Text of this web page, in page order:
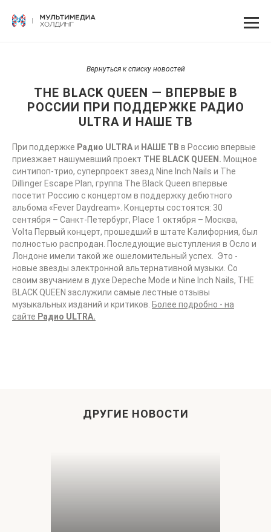
Вернуться к списку новостей
THE BLACK QUEEN — ВПЕРВЫЕ В
РОССИИ ПРИ ПОДДЕРЖКЕ РАДИО
ULTRA И НАШЕ ТВ
При поддержке Радио ULTRAи НАШЕ ТВ в Россию впервые
приезжает нашумевший проект THE BLACK QUEEN. Мощное
синтипоп-трио, суперпроект звезд Nine Inch Nails и The
Dillinger Escape Plan, группа The Black Queen впервые
посетит Россию с концертом в поддержку дебютного
альбома «Fever Daydream». Концерты состоятся: 30
сентября – Санкт-Петербург, Place 1 октября – Москва,
Volta Первый концерт, прошедший в штате Калифорния, был
полностью распродан. Последующие выступления в Осло и
Лондоне имели такой же ошеломительный успех. Это -
новые звезды электронной альтернативной музыки. Со
своим звучанием в духе Depeche Mode и Nine Inch Nails, THE
BLACK QUEEN заслужили самые лестные отзывы
музыкальных изданий и критиков. Более подробно - на
сайте Радио ULTRA.
ДРУГИЕ НОВОСТИ